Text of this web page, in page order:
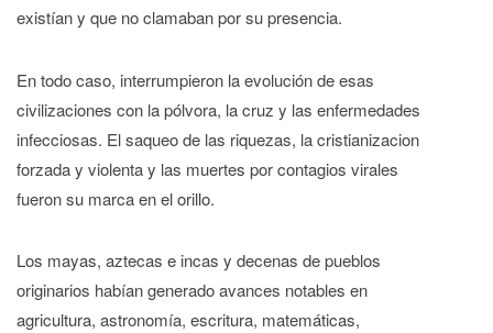
existían y que no clamaban por su presencia.
En todo caso, interrumpieron la evolución de esas
civilizaciones con la pólvora, la cruz y las enfermedades
infecciosas. El saqueo de las riquezas, la cristianizacion
forzada y violenta y las muertes por contagios virales
fueron su marca en el orillo.
Los mayas, aztecas e incas y decenas de pueblos
originarios habían generado avances notables en
agricultura, astronomía, escritura, matemáticas,